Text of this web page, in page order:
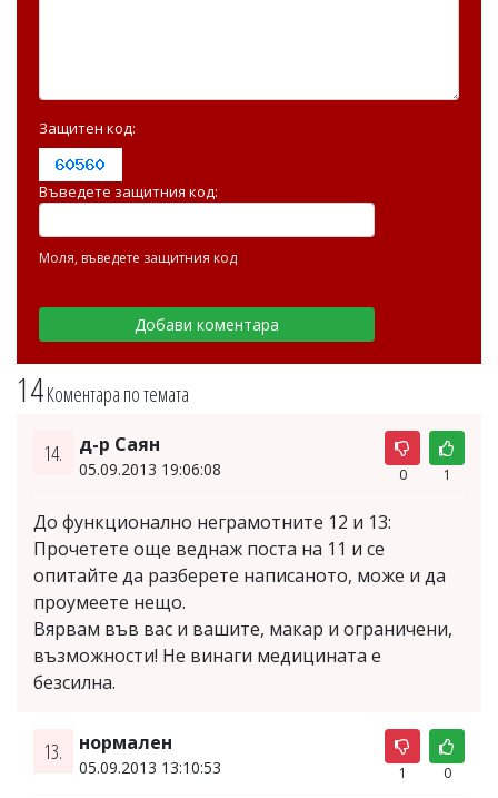
14Коментара по темата
14. д-р Саян
05.09.2013 19:06:08 0 1
До функционално неграмотните 12 и 13:
Прочетете още веднаж поста на 11 и се
опитайте да разберете написаното, може и да
проумеете нещо.
Вярвам във вас и вашите, макар и ограничени,
възможности! Не винаги медицината е
безсилна.
13. нормален
05.09.2013 13:10:53 1 0
Защитен код:
Въведете защитния код:
Моля, въведете защитния код